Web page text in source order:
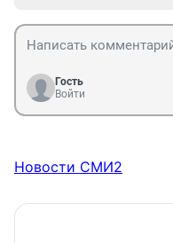
Гость
Войти
Новости СМИ2